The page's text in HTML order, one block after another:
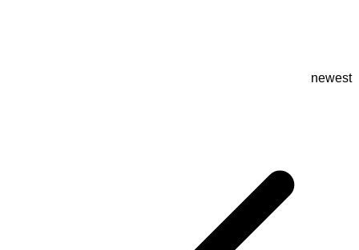
newest